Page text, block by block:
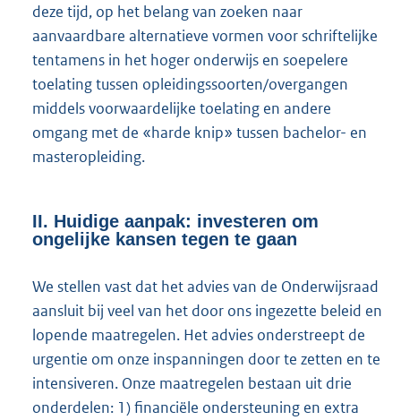
deze tijd, op het belang van zoeken naar
aanvaardbare alternatieve vormen voor schriftelijke
tentamens in het hoger onderwijs en soepelere
toelating tussen opleidingssoorten/overgangen
middels voorwaardelijke toelating en andere
omgang met de «harde knip» tussen bachelor- en
masteropleiding.
II. Huidige aanpak: investeren om
ongelijke kansen tegen te gaan
We stellen vast dat het advies van de Onderwijsraad
aansluit bij veel van het door ons ingezette beleid en
lopende maatregelen. Het advies onderstreept de
urgentie om onze inspanningen door te zetten en te
intensiveren. Onze maatregelen bestaan uit drie
onderdelen: 1) financiële ondersteuning en extra